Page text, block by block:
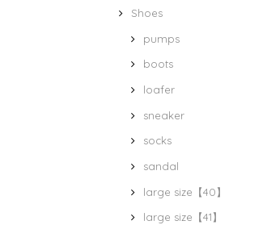
Shoes
pumps
boots
loafer
sneaker
socks
sandal
large size【40】
large size【41】